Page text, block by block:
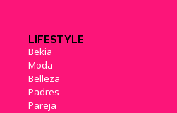
LIFESTYLE
Bekia
Moda
Belleza
Padres
Pareja